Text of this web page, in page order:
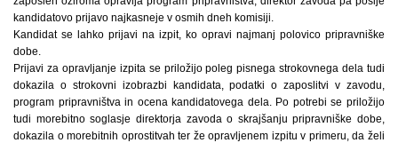
kandidatovo prijavo najkasneje v osmih dneh komisiji.
Kandidat se lahko prijavi na izpit, ko opravi najmanj polovico pripravniške
dobe.
Prijavi za opravljanje izpita se priložijo poleg pisnega strokovnega dela tudi
dokazila o strokovni izobrazbi kandidata, podatki o zaposlitvi v zavodu,
program pripravništva in ocena kandidatovega dela. Po potrebi se priložijo
tudi morebitno soglasje direktorja zavoda o skrajšanju pripravniške dobe,
dokazila o morebitnih oprostitvah ter že opravljenem izpitu v primeru, da želi